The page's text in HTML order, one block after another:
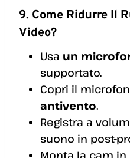
9. Come Ridurre Il
Video?
Usa un
supportato.
Copri il
antivento.
Registra a
suono in post-
Monta la cam in